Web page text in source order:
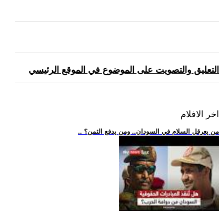
التعليق والتصويت على الموضوع في الموقع الرئيسي
اخر الافلام
.. من يعرقل السلام في السودان.. ومن يدفع الثمن؟